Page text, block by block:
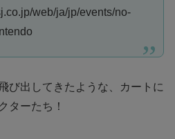
web/ja/jp/events/no-
び出してきたような、カートに
ターたち！